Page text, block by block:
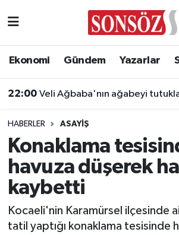
Ekonomi Gündem Yazarlar
22:00 Veli Ağbaba'nın ağabeyi
HABERLER ASAYIŞ
Konaklama
havuza düşerek
kaybetti
Kocaeli'nin Karamürsel ilçesinde
tatil yaptığı konaklama tesisinde
Asayiş
Biyografi
Çevre
Diğer
Dünya
Ankara Nöbetçi Eczaneler
Ankara Trafik Yoğunluk Haritası
Süper Lig Puan Durumu ve
Tüm Manşetler
Son Dakika Haberleri